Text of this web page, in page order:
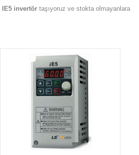
IE5 invertör taşıyoruz ve stokta olmayanlara